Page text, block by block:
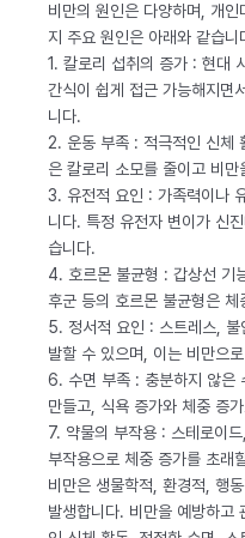
비만의 원인은 다양하며, 개
지 주요 원인은 아래와 같습니
1. 칼로리 섭취의 증가 : 현대
간식이 쉽게 접근 가능해지면
니다.
2. 운동 부족 : 적극적인 신체
은 칼로리 소모를 줄이고 비
3. 유전적 요인 : 가족력이나
니다. 특정 유전자 변이가 신
습니다.
4. 호르몬 불균형 : 갑상선 기
후군 등의 호르몬 불균형은
5. 정서적 요인 : 스트레스,
발할 수 있으며, 이는 비만으
6. 수면 부족 : 충분하지 않은
만들고, 식욕 증가와 체중 증
7. 약물의 부작용 : 스테로이
부작용으로 체중 증가를 초래
비만은 생물학적, 환경적, 행
발생합니다. 비만을 예방하고